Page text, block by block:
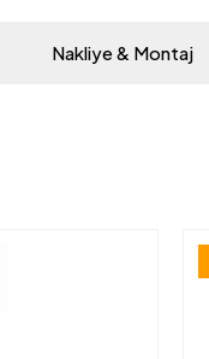
Nakliye & Montaj